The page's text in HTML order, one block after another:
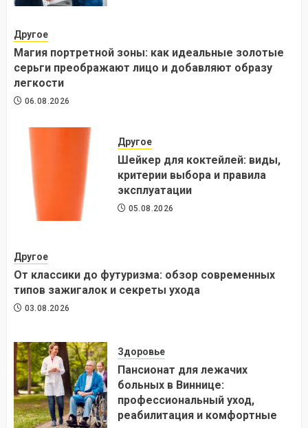
Другое
Магия портретной зоны: как идеальные золотые
серьги преображают лицо и добавляют образу
легкости
06.08.2026
Другое
Шейкер для коктейлей: виды,
критерии выбора и правила
эксплуатации
05.08.2026
Другое
От классики до футуризма: обзор современных
типов зажигалок и секреты ухода
03.08.2026
Здоровье
Пансионат для лежачих
больных в Виннице:
профессиональный уход,
реабилитация и комфортные